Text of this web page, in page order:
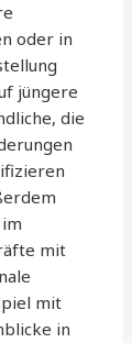
oder in
jüngere
die
mit
mit
in